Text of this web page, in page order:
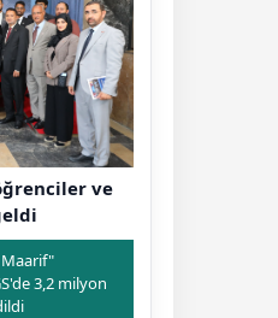
ve
Maarif"
3,2 milyon